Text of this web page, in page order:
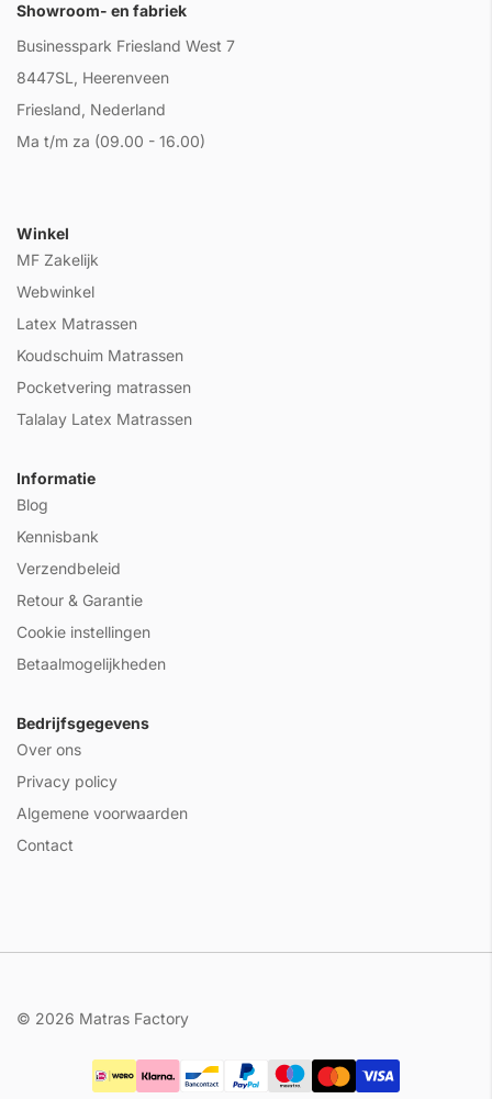
Showroom- en fabriek
Businesspark Friesland West 7
8447SL, Heerenveen
Friesland, Nederland
Ma t/m za (09.00 - 16.00)
Winkel
MF Zakelijk
Webwinkel
Latex Matrassen
Koudschuim Matrassen
Pocketvering matrassen
Talalay Latex Matrassen
Informatie
Blog
Kennisbank
Verzendbeleid
Retour & Garantie
Cookie instellingen
Betaalmogelijkheden
Bedrijfsgegevens
Over ons
Privacy policy
Algemene voorwaarden
Contact
© 2026 Matras Factory